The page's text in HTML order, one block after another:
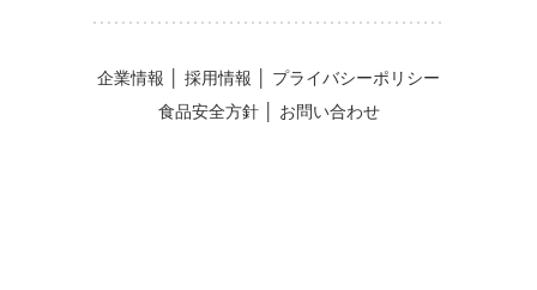
企業情報 採用情報
プライバシーポリシー
食品安全方針│ お問い合わせ